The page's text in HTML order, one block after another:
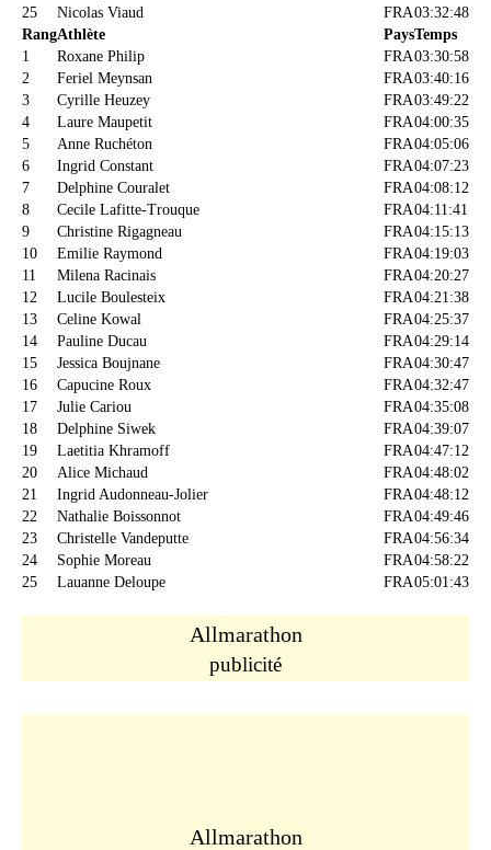
25
Nicolas Viaud FRA03:32:48
RangAthlète PaysTemps
1
Roxane Philip FRA03:30:58
2
Feriel Meynsan FRA03:40:16
3
Cyrille Heuzey FRA03:49:22
4
Laure Maupetit FRA04:00:35
5
Anne Ruchéton FRA04:05:06
6
Ingrid Constant FRA04:07:23
7
Delphine Couralet FRA04:08:12
8
Cecile Lafitte-Trouque FRA04:11:41
9
Christine Rigagneau FRA04:15:13
10
Emilie Raymond FRA04:19:03
11
Milena Racinais FRA04:20:27
12
Lucile Boulesteix FRA04:21:38
13
Celine Kowal FRA04:25:37
14
Pauline Ducau FRA04:29:14
15
Jessica Boujnane FRA04:30:47
16
Capucine Roux FRA04:32:47
17
Julie Cariou FRA04:35:08
18
Delphine Siwek FRA04:39:07
19
Laetitia Khramoff FRA04:47:12
20
Alice Michaud FRA04:48:02
21
Ingrid Audonneau-Jolier FRA04:48:12
22
Nathalie Boissonnot FRA04:49:46
23
Christelle Vandeputte FRA04:56:34
24
Sophie Moreau FRA04:58:22
25
Lauanne Deloupe FRA05:01:43
Allmarathon
publicité
Allmarathon